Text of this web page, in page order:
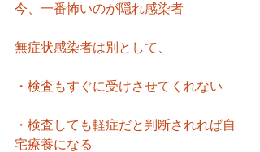
今、一番怖いのが隠れ感染者
無症状感染者は別として、
・検査もすぐに受けさせてくれない
・検査しても軽症だと判断されれば自
宅療養になる